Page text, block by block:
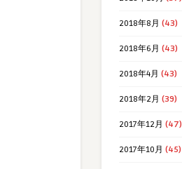
2018年8月 (43)
2018年6月 (43)
2018年4月 (43)
2018年2月 (39)
2017年12月 (47)
2017年10月 (45)